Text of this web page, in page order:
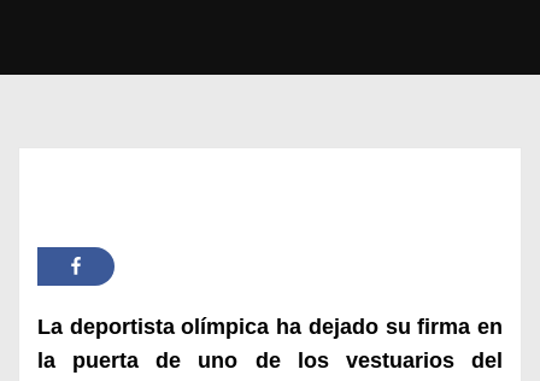
La deportista olímpica ha dejado su firma en
la puerta de uno de los vestuarios del